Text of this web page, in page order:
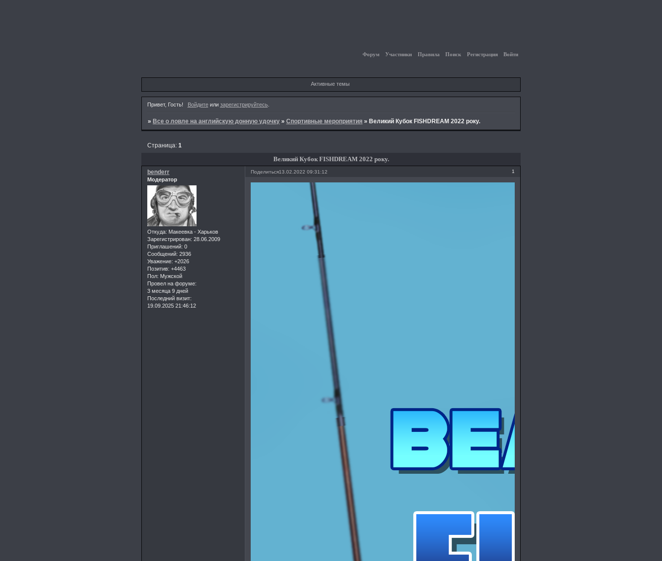
Форум Участники Правила Поиск Регистрация Войти
Активные темы
Привет, Гость! Войдитеили зарегистрируйтесь.
»Все о ловле на английскую донную удочку »Спортивные мероприятия »Великий Кубок FISHDREAM 2022 року.
Великий Кубок FISHDREAM 2022 року.
Страница:1
Поделиться 1
13.02.2022 09:31:12
benderr
Модератор
Откуда: Макеевка - Харьков
Зарегистрирован: 28.06.2009
Приглашений: 0
Сообщений: 2936
Уважение: +2026
Позитив: +4463
Пол: Мужской
Провел на форуме:
3 месяца 9 дней
Последний визит:
19.09.2025 21:46:12